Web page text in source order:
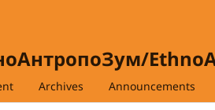
Archives Announcements